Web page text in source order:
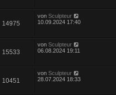
14975
von Sculpteur
10.09.2024 17:40
15533
von Sculpteur
06.08.2024 19:11
10451
von Sculpteur
28.07.2024 18:33